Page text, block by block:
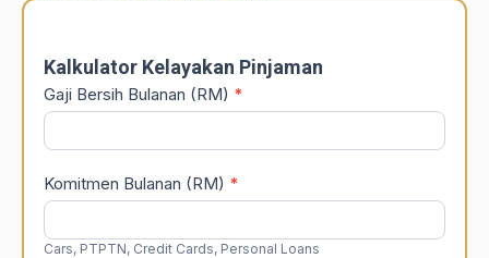
Kalkulator Kelayakan Pinjaman
Gaji Bersih Bulanan (RM) *
Komitmen Bulanan (RM) *
Cars, PTPTN, Credit Cards, Personal Loans